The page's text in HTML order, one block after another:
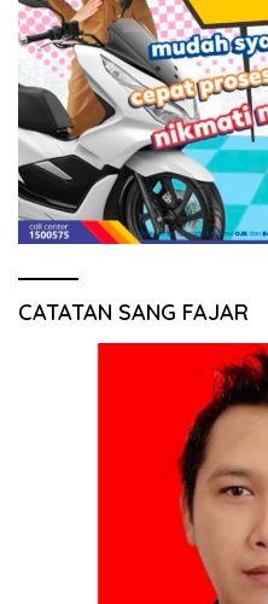
CATATAN SANG FAJAR